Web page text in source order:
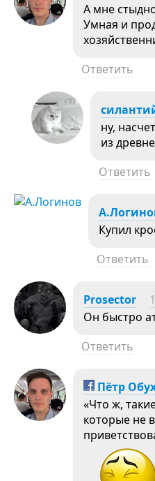
А мне
Умная и
Ответить
ну,
из
Ответить
Купил
Ответить
Prosector
Он быстро
Ответить
Пётр
«Что ж,
которые не